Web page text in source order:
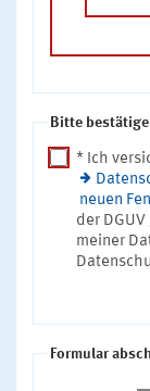
Bitte
* Ich
neuen
der
meiner
Formular